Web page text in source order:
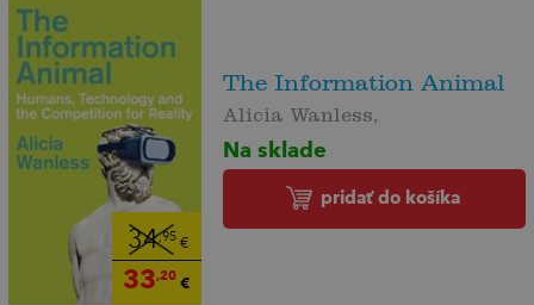
34,95€
33,20€
The Information Animal
Alicia Wanless,
Na sklade
pridať do košíka